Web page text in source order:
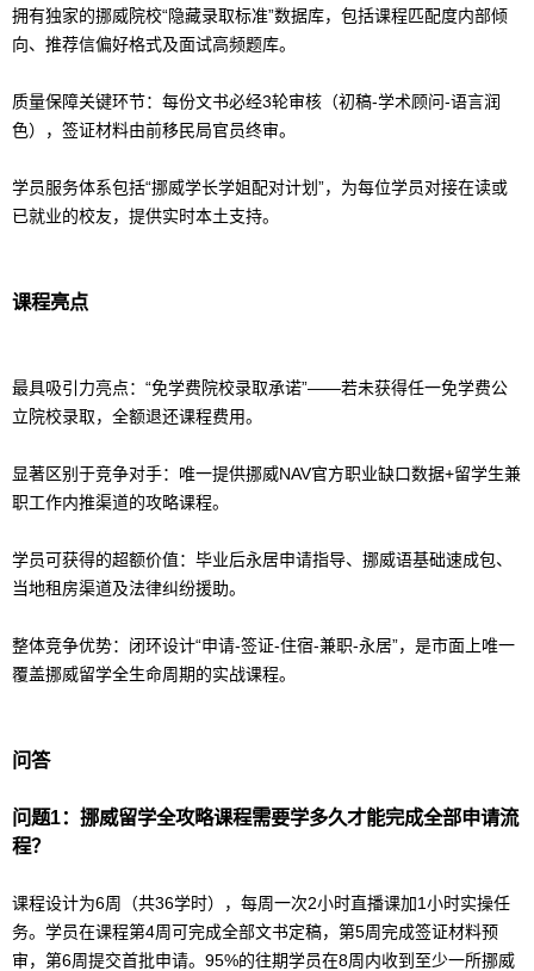
拥有独家的挪威院校“隐藏录取标准”数据库，包括课程匹配度内部倾
向、推荐信偏好格式及面试高频题库。
质量保障关键环节：每份文书必经3轮审核（初稿-学术顾问-语言润
色），签证材料由前移民局官员终审。
学员服务体系包括“挪威学长学姐配对计划”，为每位学员对接在读或
已就业的校友，提供实时本土支持。
课程亮点
最具吸引力亮点：“免学费院校录取承诺”——若未获得任一免学费公
立院校录取，全额退还课程费用。
显著区别于竞争对手：唯一提供挪威NAV官方职业缺口数据+留学生兼
职工作内推渠道的攻略课程。
学员可获得的超额价值：毕业后永居申请指导、挪威语基础速成包、
当地租房渠道及法律纠纷援助。
整体竞争优势：闭环设计“申请-签证-住宿-兼职-永居”，是市面上唯一
覆盖挪威留学全生命周期的实战课程。
问答
问题1：挪威留学全攻略课程需要学多久才能完成全部申请流
程？
课程设计为6周（共36学时），每周一次2小时直播课加1小时实操任
务。学员在课程第4周可完成全部文书定稿，第5周完成签证材料预
审，第6周提交首批申请。95%的往期学员在8周内收到至少一所挪威